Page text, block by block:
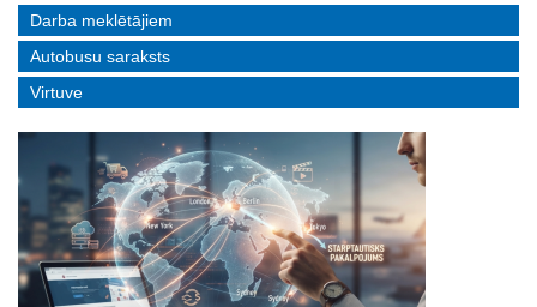
Darba meklētājiem
Autobusu saraksts
Virtuve